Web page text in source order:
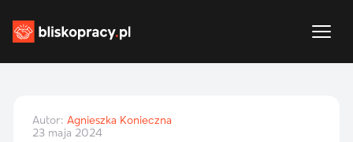
23 maja 2024
Autor: Agnieszka Konieczna